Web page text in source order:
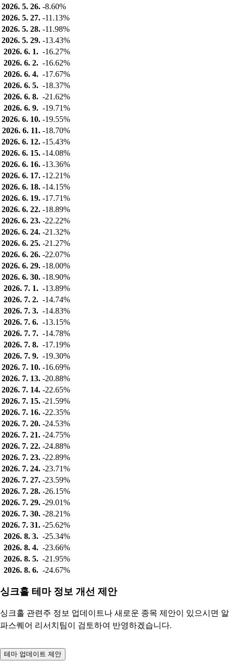
2026. 5. 26. -8.60%
2026. 5. 27. -11.13%
2026. 5. 28. -11.98%
2026. 5. 29. -13.43%
2026. 6. 1. -16.27%
2026. 6. 2. -16.62%
2026. 6. 4. -17.67%
2026. 6. 5. -18.37%
2026. 6. 8. -21.62%
2026. 6. 9. -19.71%
2026. 6. 10. -19.55%
2026. 6. 11. -18.70%
2026. 6. 12. -15.43%
2026. 6. 15. -14.08%
2026. 6. 16. -13.36%
2026. 6. 17. -12.21%
2026. 6. 18. -14.15%
2026. 6. 19. -17.71%
2026. 6. 22. -18.89%
2026. 6. 23. -22.22%
2026. 6. 24. -21.32%
2026. 6. 25. -21.27%
2026. 6. 26. -22.07%
2026. 6. 29. -18.00%
2026. 6. 30. -18.90%
2026. 7. 1. -13.89%
2026. 7. 2. -14.74%
2026. 7. 3. -14.83%
2026. 7. 6. -13.15%
2026. 7. 7. -14.78%
2026. 7. 8. -17.19%
2026. 7. 9. -19.30%
2026. 7. 10. -16.69%
2026. 7. 13. -20.88%
2026. 7. 14. -22.65%
2026. 7. 15. -21.59%
2026. 7. 16. -22.35%
2026. 7. 20. -24.53%
2026. 7. 21. -24.75%
2026. 7. 22. -24.88%
2026. 7. 23. -22.89%
2026. 7. 24. -23.71%
2026. 7. 27. -23.59%
2026. 7. 28. -26.15%
2026. 7. 29. -29.01%
2026. 7. 30. -28.21%
2026. 7. 31. -25.62%
2026. 8. 3. -25.34%
2026. 8. 4. -23.66%
2026. 8. 5. -21.95%
2026. 8. 6. -24.67%
싱크홀 테마 정보 개선 제안
싱크홀 관련주 정보 업데이트나 새로운 종목 제안이 있으시면 알
파스퀘어 리서치팀이 검토하여 반영하겠습니다.
테마 업데이트 제안